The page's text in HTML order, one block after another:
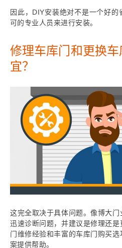
因此，DIY安装绝对不是一个好
可的专业人员来进行安装。
修理车库门和更换
宜？
这完全取决于具体问题。像博大
迅速诊断问题，并建议是修理还
门维修经验和丰富的车库门购买
案提供帮助。